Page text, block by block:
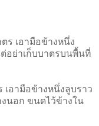
ร เอามือข้างหนึ่ง
อย่าเก็บบาตรบนพื้นที่
เอามือข้างหนึ่งลูบราว
นอก ขนดไว้ข้างใน